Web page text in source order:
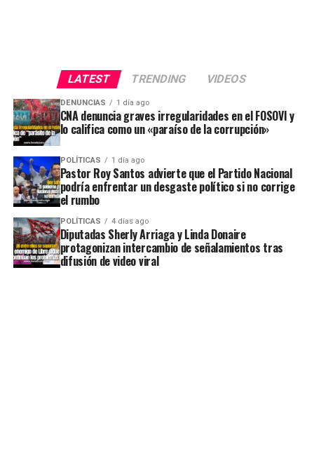
LATEST TRENDING VIDEOS
DENUNCIAS 1 día ago
CNA denuncia graves irregularidades en el FOSOVI y
lo califica como un «paraíso de la corrupción»
POLÍTICAS 1 día ago
Pastor Roy Santos advierte que el Partido Nacional
podría enfrentar un desgaste político si no corrige
el rumbo
POLÍTICAS 4 días ago
Diputadas Sherly Arriaga y Linda Donaire
protagonizan intercambio de señalamientos tras
difusión de video viral